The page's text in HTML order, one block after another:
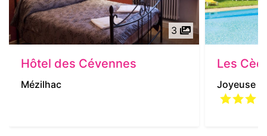
3
Hôtel des Cévennes
Mézilhac
Les
Joyeuse